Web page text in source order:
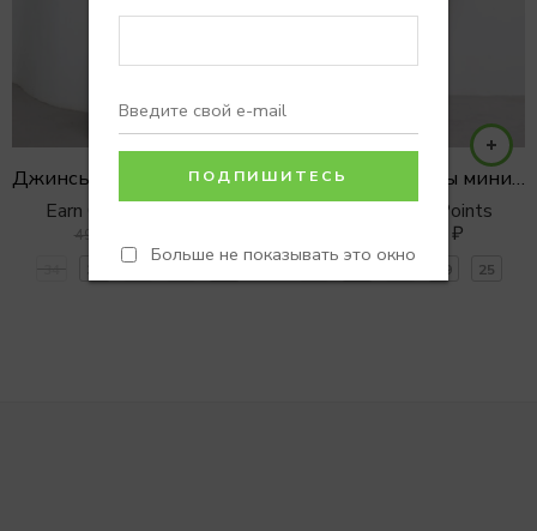
Больше не показывать это окно
Джинсы PALAZZO в белом оттенке
Earn 0 Reward Points
4990
Джинсовые шорты мини GRUNGE
Earn 0 Reward Points
₽
29 25